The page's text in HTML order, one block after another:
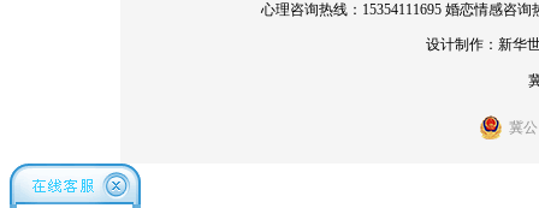
心理咨询热线：15354111695 婚恋情感咨询
设计制作： 新华
冀公